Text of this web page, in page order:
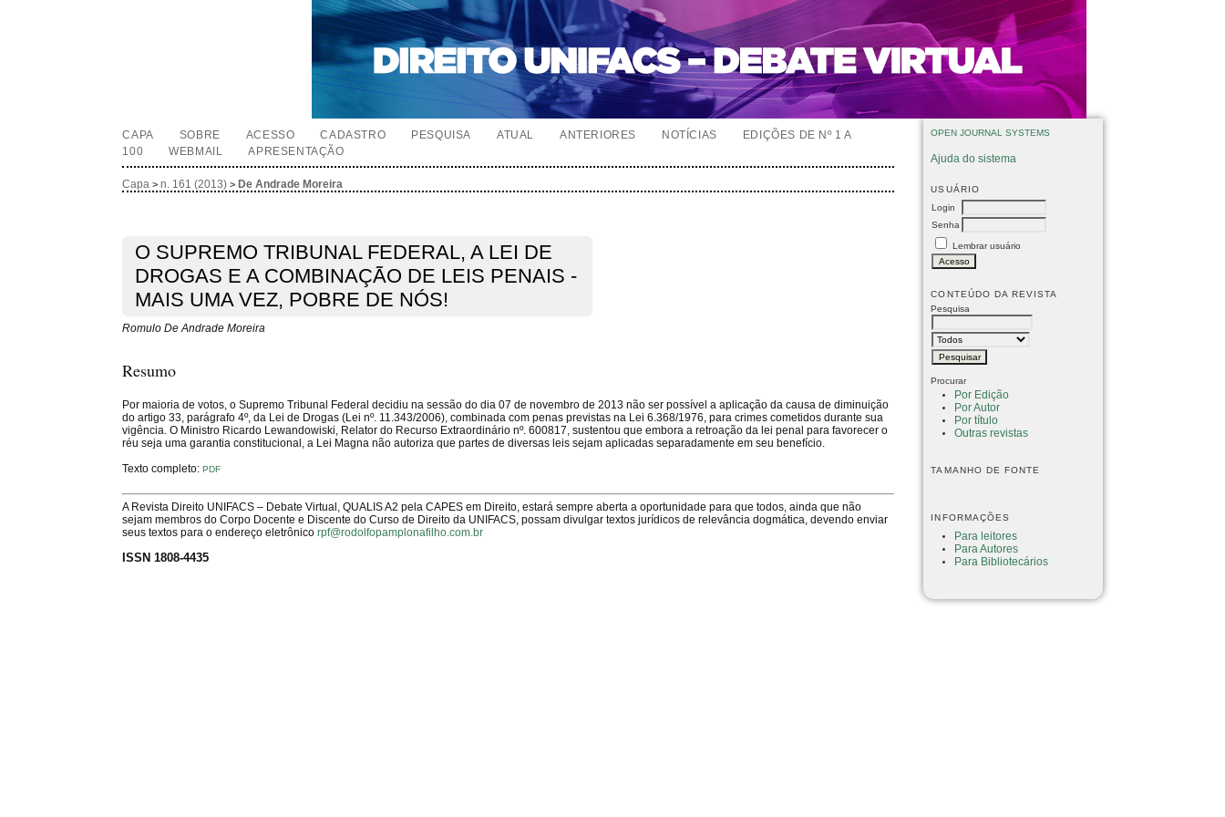
OPEN JOURNAL SYSTEMS
Ajuda do sistema
USUÁRIO
Login
Senha
Lembrar usuário
CONTEÚDO DA REVISTA
Pesquisa
Procurar
Por Edição
Por Autor
Por título
Outras revistas
TAMANHO DE FONTE
INFORMAÇÕES
Para leitores
Para Autores
Para Bibliotecários
CAPA SOBRE ACESSO CADASTRO PESQUISA ATUAL ANTERIORES NOTÍCIAS
EDIÇÕES DE Nº 1 A
100
WEBMAIL APRESENTAÇÃO
Capa >n. 161 (2013) > De Andrade Moreira
O SUPREMO TRIBUNAL FEDERAL, A LEI DE
DROGAS E A COMBINAÇÃO DE LEIS PENAIS -
MAIS UMA VEZ, POBRE DE NÓS!
Romulo De Andrade Moreira
Resumo
Por maioria de votos, o Supremo Tribunal Federal decidiu na sessão do dia 07 de novembro de 2013 não ser possível a aplicação da causa de diminuição
do artigo 33, parágrafo 4º, da Lei de Drogas (Lei nº. 11.343/2006), combinada com penas previstas na Lei 6.368/1976, para crimes cometidos durante sua
vigência. O Ministro Ricardo Lewandowiski, Relator do Recurso Extraordinário nº. 600817, sustentou que embora a retroação da lei penal para favorecer o
réu seja uma garantia constitucional, a Lei Magna não autoriza que partes de diversas leis sejam aplicadas separadamente em seu benefício.
Texto completo:PDF
A Revista Direito UNIFACS – Debate Virtual, QUALIS A2 pela CAPES em Direito, estará sempre aberta a oportunidade para que todos, ainda que não
sejam membros do Corpo Docente e Discente do Curso de Direito da UNIFACS, possam divulgar textos jurídicos de relevância dogmática, devendo enviar
seus textos para o endereço eletrônicorpf@rodolfopamplonafilho.com.br
ISSN 1808-4435